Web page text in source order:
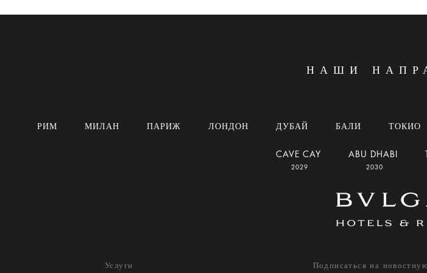
НАШИ
РИМ МИЛАН ПАРИЖ ЛОНДОН ДУБАЙ БАЛИ ТОКИО
CAVE CAY
2029
ABU DHABI
2030
Услуги Подписаться на